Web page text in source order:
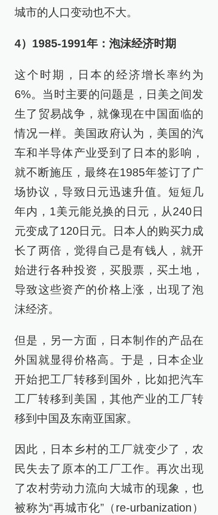
城市的人口变动也不大。
4）1985-1991年：泡沫经济时期
这个时期，日本的经济增长率约为
6%。当时主要的问题是，日美之间发
生了贸易战争，就像现在中国面临的
情况一样。美国政府认为，美国的汽
车和半导体产业受到了日本的影响，
就不断施压，最终在1985年签订了广
场协议，导致日元迅速升值。短短几
年内，1美元能兑换的日元，从240日
元变成了120日元。日本人的购买力成
长了两倍，觉得自己是有钱人，就开
始进行各种投资，买股票，买土地，
导致这些资产的价格上涨，出现了泡
沫经济。
但是，另一方面，日本制作的产品在
外国就显得价格高。于是，日本企业
开始把工厂转移到国外，比如把汽车
工厂转移到美国，其他产业的工厂转
移到中国及东南亚国家。
因此，日本乡村的工厂就变少了，农
民失去了原本的工厂工作。再次出现
了农村劳动力流向大城市的现象，也
被称为“再城市化”（re-urbanization）